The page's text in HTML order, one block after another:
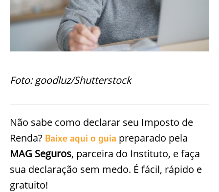
Foto: goodluz/Shutterstock
Não sabe como declarar seu Imposto de
Renda? Baixe aqui o guia preparado pela
MAG Seguros, parceira do Instituto, e faça
sua declaração sem medo. É fácil, rápido e
gratuito!